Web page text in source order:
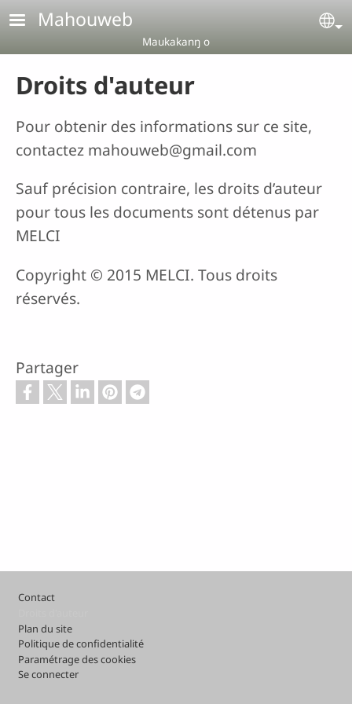
Aller au contenu principal
Mahouweb
Maukakanŋ o
Droits d'auteur
Pour obtenir des informations sur ce site,
contactez mahouweb@gmail.com
Sauf précision contraire, les droits d’auteur
pour tous les documents sont détenus par
MELCI
Copyright © 2015 MELCI. Tous droits
réservés.
Partager
Pied de page
Contact
Plan du site
Politique de confidentialité
Paramétrage des cookies
Se connecter